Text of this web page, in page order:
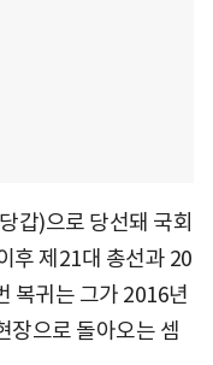
갑)으로 당선돼 국회
후 제21대 총선과 20
복귀는 그가 2016년
장으로 돌아오는 셈